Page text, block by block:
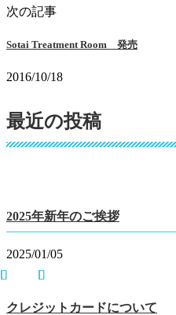
次の記事
Sotai Treatment Room 発売
2016/10/18
最近の投稿
2025年新年のご挨拶
2025/01/05
クレジットカードについて